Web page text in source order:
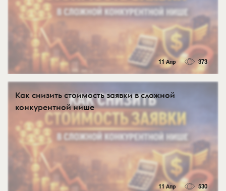
11 Апр 373
Как снизить стоимость заявки в сложной
конкурентной нише
11 Апр 530